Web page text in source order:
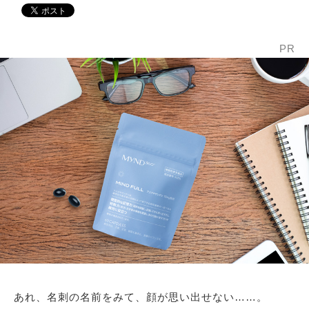
PR
あれ、名刺の名前をみて、顔が思い出せない……。